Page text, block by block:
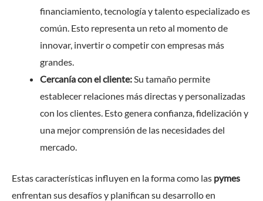
financiamiento, tecnología y talento especializado es
común. Esto representa un reto al momento de
innovar, invertir o competir con empresas más
grandes.
Cercanía con el cliente:Su tamaño permite
establecer relaciones más directas y personalizadas
con los clientes. Esto genera confianza, fidelización y
una mejor comprensión de las necesidades del
mercado.
Estas características influyen en la forma como las pymes
enfrentan sus desafíos y planifican su desarrollo en